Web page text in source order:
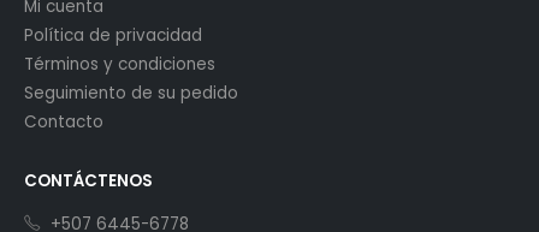
Mi cuenta
Política de privacidad
Términos y condiciones
Seguimiento de su pedido
Contacto
CONTÁCTENOS
+507 6445-6778